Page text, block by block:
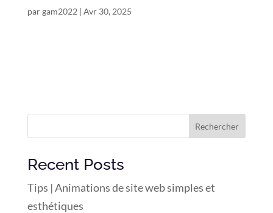
pargam2022 | Avr 30, 2025
Rechercher
Recent Posts
Tips | Animations de site web simples et
esthétiques